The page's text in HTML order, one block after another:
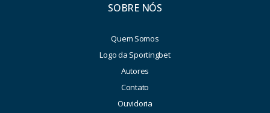
SOBRE NÓS
Quem Somos
Logo da Sportingbet
Autores
Contato
Ouvidoria